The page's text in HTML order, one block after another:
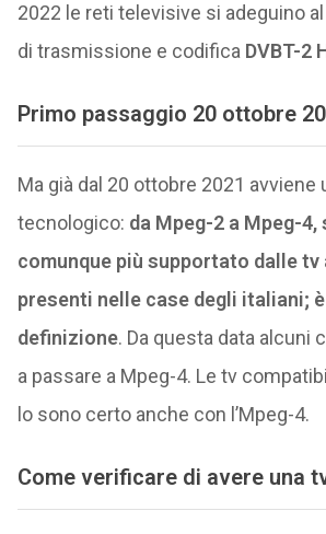
2022 le reti televisive si adeguino
di trasmissione e codifica DVBT-2
Primo passaggio 20 ottobre
Ma già dal 20 ottobre 2021 avviene
tecnologico: da Mpeg-2 a Mpeg-4,
comunque più supportato dalle
presenti nelle case degli italiani;
definizione. Da questa data alcuni
a passare a Mpeg-4. Le tv
lo sono certo anche con l’Mpeg-4.
Come verificare di avere una